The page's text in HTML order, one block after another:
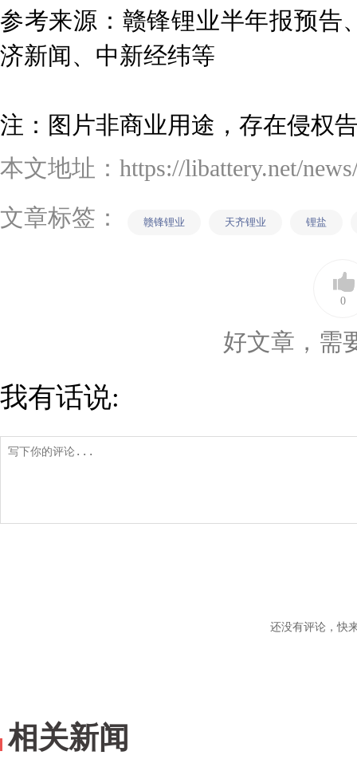
参考来源：赣锋锂业半年报预告
济新闻、中新经纬等
注：图片非商业用途，存在侵权
本文地址：https://libattery.net/
文章标签：
赣锋锂业 天齐锂业 锂盐
0
好文章，需
我有话说:
还没有评论，快
相关新闻